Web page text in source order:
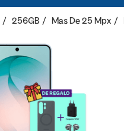
256GB Mas De 25 Mpx